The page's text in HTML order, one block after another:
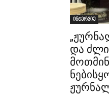
ინტერვიუ
და